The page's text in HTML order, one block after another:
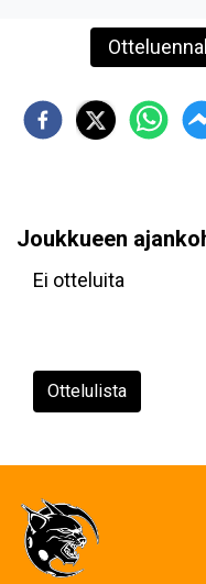
Joukkueen
Ei otteluita
Ottelulista